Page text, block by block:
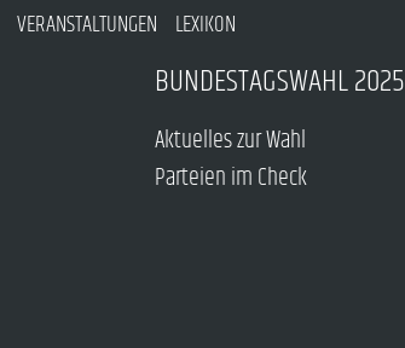
VERANSTALTUNGEN LEXIKON
BUNDESTAGSWAHL 2025
Aktuelles zur Wahl
Parteien im Check